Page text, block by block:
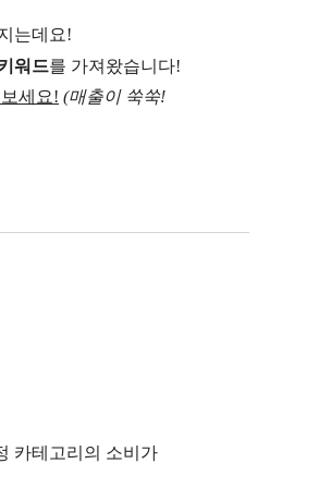
는데요!
워드를 가져왔습니다!
세요! (매출이 쑥쑥!
카테고리의 소비가